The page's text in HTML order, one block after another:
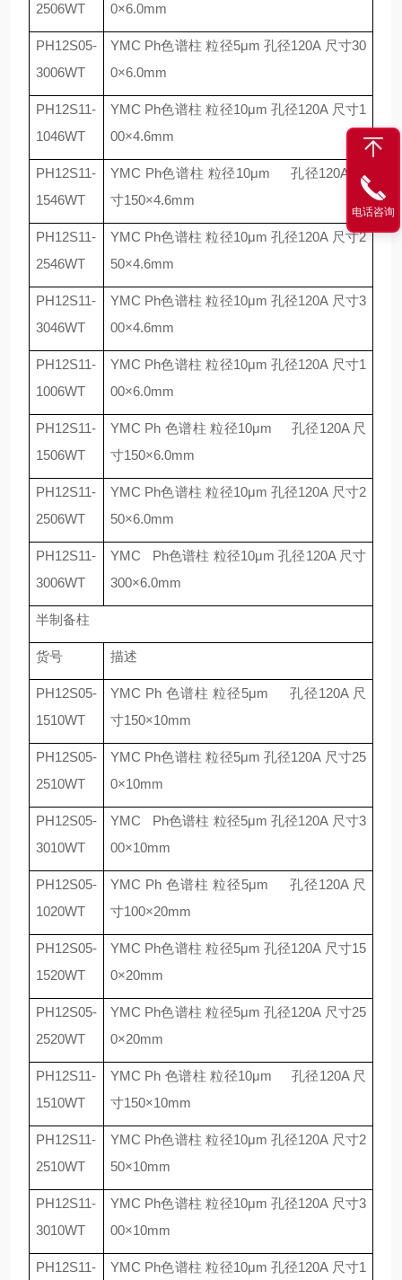
2506WT
0×6.0mm
PH12S05-
3006WT
YMC Ph色谱柱 粒径5μm 孔径120A 尺寸30
0×6.0mm
PH12S11-
1046WT
YMC Ph色谱柱 粒径10μm 孔径120A 尺寸1
00×4.6mm
PH12S11-
1546WT
YMC Ph色谱柱 粒径10μm 孔径120A
尺
寸150×4.6mm
PH12S11-
2546WT
YMC Ph色谱柱 粒径10μm 孔径120A 尺寸2
50×4.6mm
PH12S11-
3046WT
YMC Ph色谱柱 粒径10μm 孔径120A 尺寸3
00×4.6mm
PH12S11-
1006WT
YMC Ph色谱柱 粒径10μm 孔径120A 尺寸1
00×6.0mm
PH12S11-
1506WT
YMC Ph 色谱柱 粒径10μm 孔径120A 尺
寸150×6.0mm
PH12S11-
2506WT
YMC Ph色谱柱 粒径10μm 孔径120A 尺寸2
50×6.0mm
PH12S11-
3006WT
YMC Ph色谱柱 粒径10μm孔径120A 尺寸
300×6.0mm
半制备柱
货号 描述
PH12S05-
1510WT
YMC Ph 色谱柱 粒径5μm 孔径120A 尺
寸150×10mm
PH12S05-
2510WT
YMC Ph色谱柱 粒径5μm 孔径120A 尺寸25
0×10mm
PH12S05-
3010WT
YMC Ph色谱柱 粒径5μm孔径120A 尺寸3
00×10mm
PH12S05-
1020WT
YMC Ph 色谱柱 粒径5μm 孔径120A 尺
寸100×20mm
PH12S05-
1520WT
YMC Ph色谱柱 粒径5μm 孔径120A 尺寸15
0×20mm
PH12S05-
2520WT
YMC Ph色谱柱 粒径5μm 孔径120A 尺寸25
0×20mm
PH12S11-
1510WT
YMC Ph 色谱柱 粒径10μm 孔径120A 尺
寸150×10mm
PH12S11-
2510WT
YMC Ph色谱柱 粒径10μm 孔径120A 尺寸2
50×10mm
PH12S11-
3010WT
YMC Ph色谱柱 粒径10μm 孔径120A 尺寸3
00×10mm
PH12S11- YMC Ph色谱柱 粒径10μm 孔径120A 尺寸1
电话咨询